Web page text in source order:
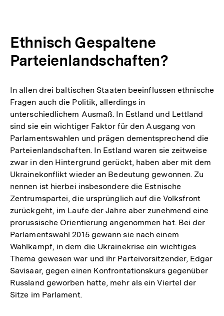
Ethnisch Gespaltene
Parteienlandschaften?
In allen drei baltischen Staaten beeinflussen ethnische
Fragen auch die Politik, allerdings in
unterschiedlichem Ausmaß. In Estland und Lettland
sind sie ein wichtiger Faktor für den Ausgang von
Parlamentswahlen und prägen dementsprechend die
Parteienlandschaften. In Estland waren sie zeitweise
zwar in den Hintergrund gerückt, haben aber mit dem
Ukrainekonflikt wieder an Bedeutung gewonnen. Zu
nennen ist hierbei insbesondere die Estnische
Zentrumspartei, die ursprünglich auf die Volksfront
zurückgeht, im Laufe der Jahre aber zunehmend eine
prorussische Orientierung angenommen hat. Bei der
Parlamentswahl 2015 gewann sie nach einem
Wahlkampf, in dem die Ukrainekrise ein wichtiges
Thema gewesen war und ihr Parteivorsitzender, Edgar
Savisaar, gegen einen Konfrontationskurs gegenüber
Russland geworben hatte, mehr als ein Viertel der
Sitze im Parlament.